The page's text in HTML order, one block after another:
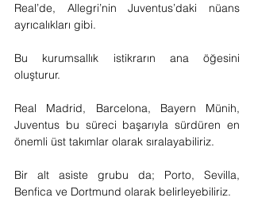
Real’de, Allegri’nin Juventus’daki nüans
ayrıcalıkları gibi.
Bu kurumsallık istikrarın ana öğesini
oluşturur.
Real Madrid, Barcelona, Bayern Münih,
Juventus bu süreci başarıyla sürdüren en
önemli üst takımlar olarak sıralayabiliriz.
Bir alt asiste grubu da; Porto, Sevilla,
Benfica ve Dortmund olarak belirleyebiliriz.